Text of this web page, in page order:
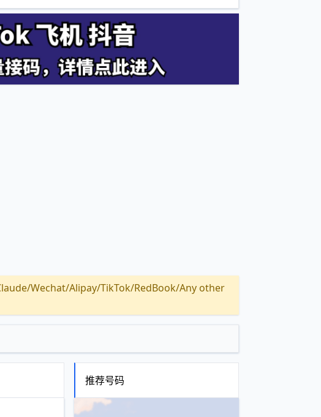
Wechat/Alipay/TikTok/RedBook/Any other
推荐号码